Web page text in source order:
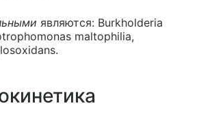
являются: Burkholderia
maltophilia,